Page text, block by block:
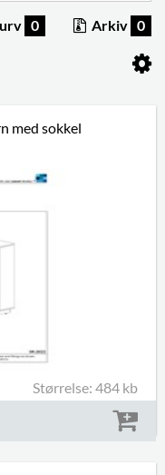
8
0 Arkiv 0
med sokkel
Størrelse: 484 kb